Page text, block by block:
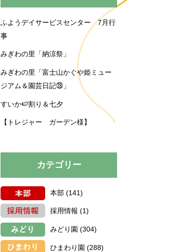
買い物送迎
プロジェクト
ふようデイサービスセンター 7月行
事
みぎわの里「納涼祭」
みぎわの里「富士山かぐや姫ミュー
ジアム＆園芸日記㉘」
すいか🍉割り＆七夕
【トレジャー ガーデン様】
カテゴリー
本部 (141)
採用情報 (1)
みどり園 (304)
ひまわり園 (288)